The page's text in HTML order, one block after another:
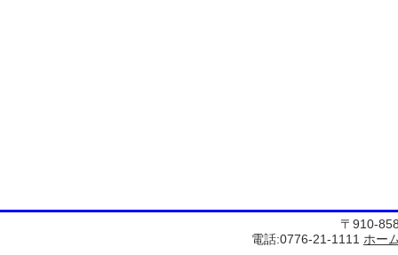
〒910-
電話:0776-21-1111 ホー